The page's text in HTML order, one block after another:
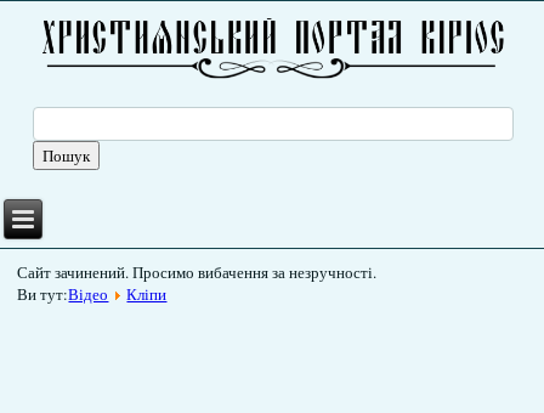
Сайт зачинений. Просимо вибачення за незручності.
Ви тут:Відео Кліпи